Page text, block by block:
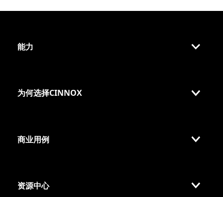
能力
为何选择CINNOX
商业用例
资源中心